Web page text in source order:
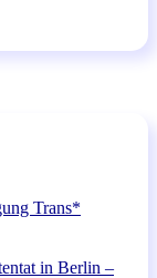
Trans*
in Berlin –